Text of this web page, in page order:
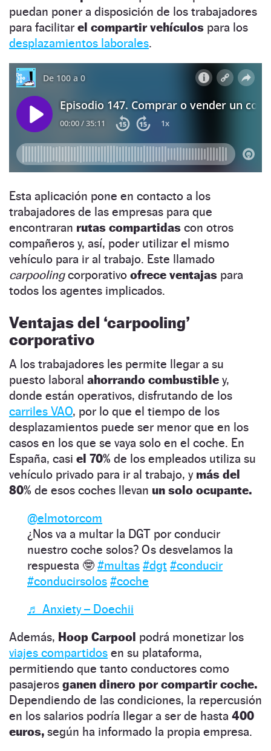
puedan poner a disposición de los trabajadores
para facilitar el compartir vehículos para los
desplazamientos laborales.
Esta aplicación pone en contacto a los
trabajadores de las empresas para que
encontraran rutas compartidas con otros
compañeros y, así, poder utilizar el mismo
vehículo para ir al trabajo. Este llamado
carpoolingcorporativo ofrece ventajas para
todos los agentes implicados.
Ventajas del ‘carpooling’
corporativo
A los trabajadores les permite llegar a su
puesto laboral ahorrando combustible y,
donde están operativos, disfrutando de los
carriles VAO, por lo que el tiempo de los
desplazamientos puede ser menor que en los
casos en los que se vaya solo en el coche. En
España, casi el 70% de los empleados utiliza su
vehículo privado para ir al trabajo, y más del
80% de esos coches llevan un solo ocupante.
@elmotorcom
¿Nos va a multar la DGT por conducir
nuestro coche solos? Os desvelamos la
respuesta 🤓 #multas #dgt #conducir
#conducirsolos #coche
♬ Anxiety – Doechii
Además, Hoop Carpool podrá monetizar los
viajes compartidos en su plataforma,
permitiendo que tanto conductores como
pasajeros ganen dinero por compartir coche.
Dependiendo de las condiciones, la repercusión
en los salarios podría llegar a ser de hasta 400
euros, según ha informado la propia empresa.